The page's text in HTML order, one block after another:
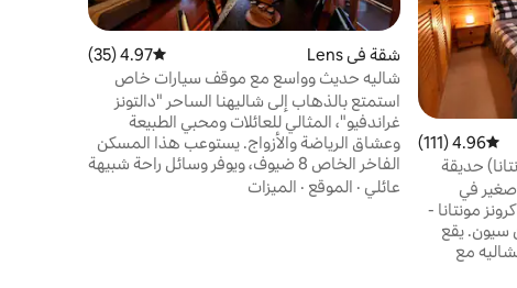
متوسط التقييم 4.96 من 5، 111 مراجعات
4.96 (111)
حديقة
في
من كرونز مونتانا -
دقيقة من سيون. يقع
مع
خاص
شقة في Lens متوسط التقييم 4.97 من 5، 35 مراجعات
4.97 (35)
شاليه حديث وواسع مع موقف سيارات خاص
استمتع بالذهاب إلى شاليهنا الساحر "دالتونز
غراندفيو"، المثالي للعائلات ومحبي الطبيعة
وعشاق الرياضة والأزواج. يستوعب هذا المسكن
الفاخر الخاص 8 ضيوف، ويوفر وسائل راحة شبيهة
بالفنادق مع شعور مريح. استمتع بالمناظر
الخلابة، واستكشف قرية كرنس مونتانا الساحرة،
عائلي · الموقع · الميزات